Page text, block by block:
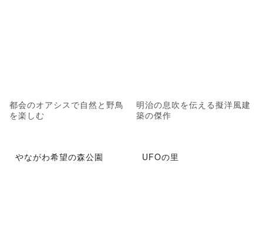
都会のオアシスで自然と野鳥
を楽しむ
明治の息吹を伝える擬洋風建
築の傑作
やながわ希望の森公園 UFOの里